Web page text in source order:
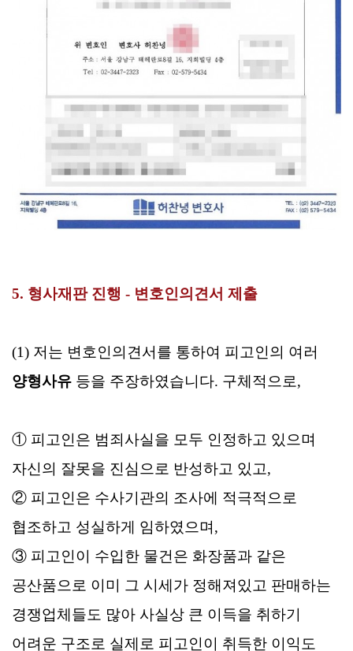
5. 형사재판 진행 - 변호인의견서 제출
(1) 저는 변호인의견서를 통하여 피고인의 여러
양형사유 등을 주장하였습니다. 구체적으로,
① 피고인은 범죄사실을 모두 인정하고 있으며
자신의 잘못을 진심으로 반성하고 있고,
② 피고인은 수사기관의 조사에 적극적으로
협조하고 성실하게 임하였으며,
③ 피고인이 수입한 물건은 화장품과 같은
공산품으로 이미 그 시세가 정해져있고 판매하는
경쟁업체들도 많아 사실상 큰 이득을 취하기
어려운 구조로 실제로 피고인이 취득한 이익도